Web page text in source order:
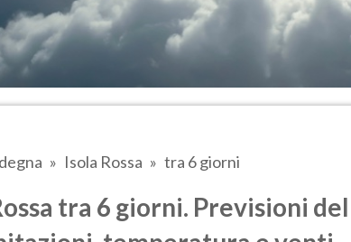
Isola Rossa tra 6 giorni
tra 6 giorni. Previsioni del